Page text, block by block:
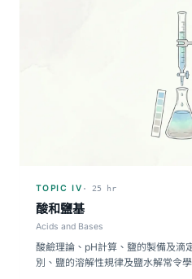
TOPIC IV · 25 hr
酸和鹽基
Acids and Bases
酸鹼理論、pH計算、鹽的製備及滴
別、鹽的溶解性規律及鹽水解常令